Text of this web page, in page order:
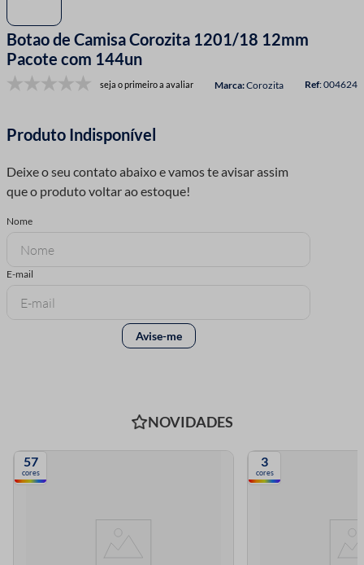
Botao de Camisa Corozita 1201/18 12mm
Pacote com 144un
seja o primeiro a avaliar Corozita :004624
NOVIDADES
57
cores
3
cores